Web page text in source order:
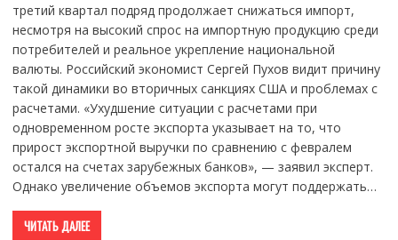
третий квартал подряд продолжает снижаться импорт,
несмотря на высокий спрос на импортную продукцию среди
потребителей и реальное укрепление национальной
валюты. Российский экономист Сергей Пухов видит причину
такой динамики во вторичных санкциях США и проблемах с
расчетами. «Ухудшение ситуации с расчетами при
одновременном росте экспорта указывает на то, что
прирост экспортной выручки по сравнению с февралем
остался на счетах зарубежных банков», — заявил эксперт.
Однако увеличение объемов экспорта могут поддержать…
ЧИТАТЬ ДАЛЕЕ